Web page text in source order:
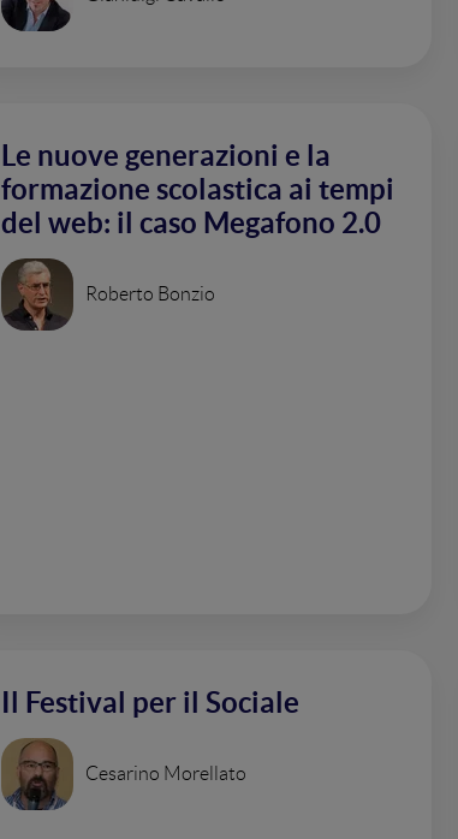
Le nuove generazioni e la
formazione scolastica ai tempi
del web: il caso Megafono 2.0
Roberto Bonzio
Il Festival per il Sociale
Cesarino Morellato